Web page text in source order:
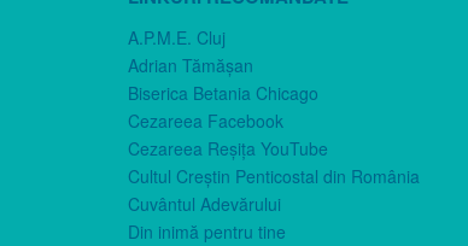
A.P.M.E. Cluj
Adrian Tămăşan
Biserica Betania Chicago
Cezareea Facebook
Cezareea Reşiţa YouTube
Cultul Creştin Penticostal din România
Cuvântul Adevărului
Din inimă pentru tine